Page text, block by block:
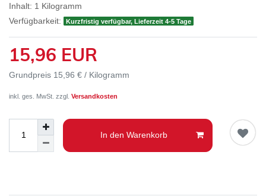
Inhalt: 1 Kilogramm
Verfügbarkeit:
Kurzfristig verfügbar, Lieferzeit 4-5 Tage
15,96 EUR
Grundpreis 15,96 € / Kilogramm
inkl. ges. MwSt. zzgl. Versandkosten
In den Warenkorb